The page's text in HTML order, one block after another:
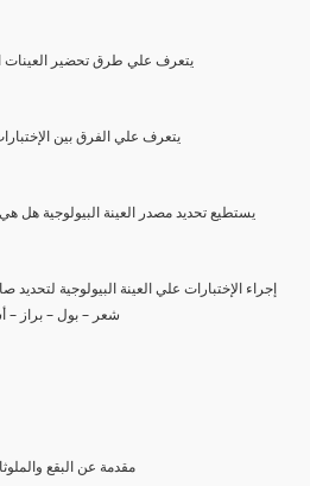
(4) يتعرف علي طرق تحضير العينات
(5) يتعرف علي الفرق بين
(6) يستطيع تحديد مصدر العينة البيولوجية
شعر – بول – براز –
1- مقدمة عن البقع